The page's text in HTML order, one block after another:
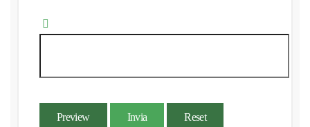
Preview Invia Reset